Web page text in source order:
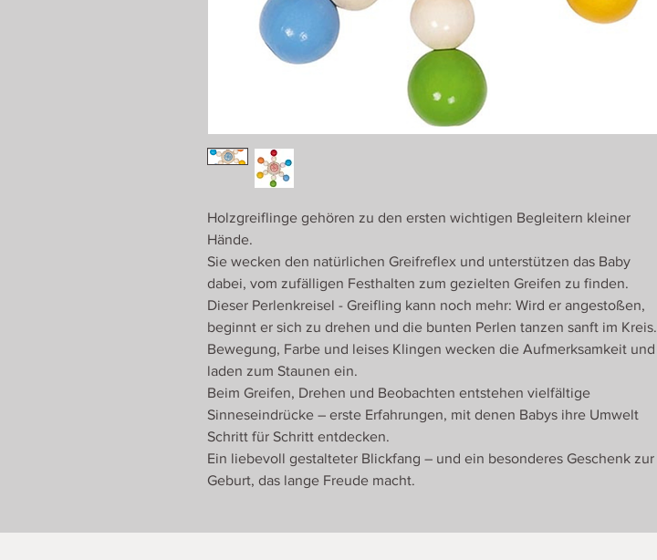
Holzgreiflinge gehören zu den ersten wichtigen Begleitern kleiner
Hände.
Sie wecken den natürlichen Greifreflex und unterstützen das Baby
dabei, vom zufälligen Festhalten zum gezielten Greifen zu finden.
Dieser Perlenkreisel - Greifling kann noch mehr: Wird er angestoßen,
beginnt er sich zu drehen und die bunten Perlen tanzen sanft im Kreis.
Bewegung, Farbe und leises Klingen wecken die Aufmerksamkeit und
laden zum Staunen ein.
Beim Greifen, Drehen und Beobachten entstehen vielfältige
Sinneseindrücke – erste Erfahrungen, mit denen Babys ihre Umwelt
Schritt für Schritt entdecken.
Ein liebevoll gestalteter Blickfang – und ein besonderes Geschenk zur
Geburt, das lange Freude macht.